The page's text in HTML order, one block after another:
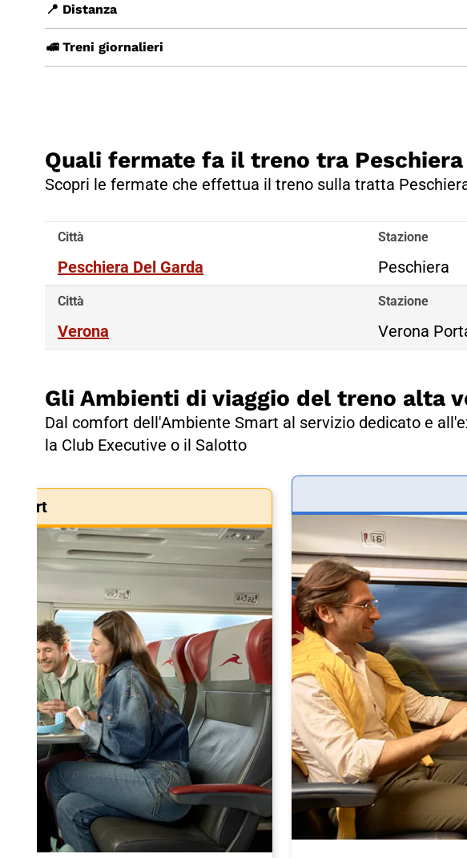
📍 Distanza
🚅 Treni giornalieri
Quali fermate fa il treno tra Peschiera
Scopri le fermate che effettua il treno sulla tratta
Città
Peschiera Del Garda
Stazione
Peschiera
Città
Verona
Stazione
Verona
Gli Ambienti di viaggio del treno alta
Dal comfort dell'Ambiente Smart al servizio dedicato e
la Club Executive o il Salotto
Smart